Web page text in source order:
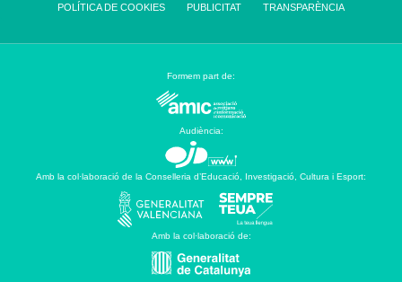
POLÍTICA DE COOKIES PUBLICITAT TRANSPARÈNCIA
Formem part de:
Audiència:
Amb la col·laboració de la Conselleria d’Educació, Investigació, Cultura i Esport:
Amb la col·laboració de: